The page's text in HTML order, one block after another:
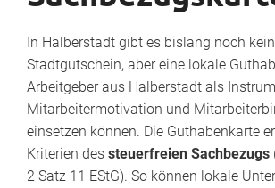
In Halberstadt gibt es bislang noch
Stadtgutschein, aber eine lokale
Arbeitgeber aus Halberstadt als
Mitarbeitermotivation und
einsetzen können. Die Guthabenkarte
Kriterien des steuerfreien Sachbezugs
2 Satz 11 EStG). So können lokale